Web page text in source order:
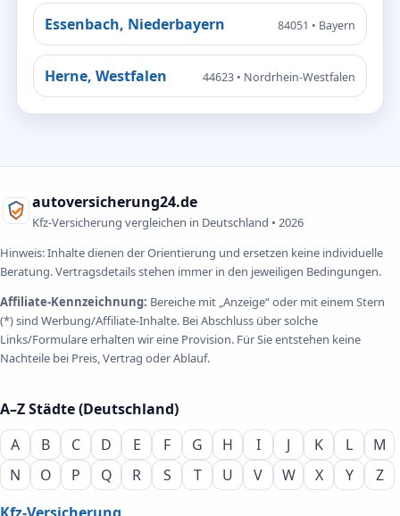
Essenbach, Niederbayern 84051 • Bayern
Herne, Westfalen 44623 • Nordrhein-Westfalen
autoversicherung24.de
Kfz-Versicherung vergleichen in Deutschland • 2026
Hinweis: Inhalte dienen der Orientierung und ersetzen keine individuelle
Beratung. Vertragsdetails stehen immer in den jeweiligen Bedingungen.
Affiliate-Kennzeichnung: Bereiche mit „Anzeige“ oder mit einem Stern
(*) sind Werbung/Affiliate-Inhalte. Bei Abschluss über solche
Links/Formulare erhalten wir eine Provision. Für Sie entstehen keine
Nachteile bei Preis, Vertrag oder Ablauf.
A–Z Städte (Deutschland)
A
B C D E F G H I J K L
M
N
O P Q R S T U V W X Y
Z